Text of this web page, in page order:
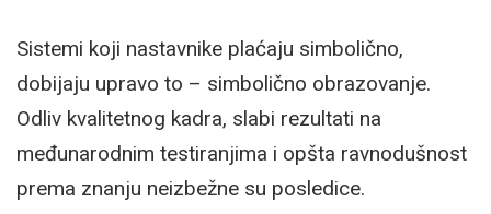
Sistemi koji nastavnike plaćaju simbolično,
dobijaju upravo to – simbolično obrazovanje.
Odliv kvalitetnog kadra, slabi rezultati na
međunarodnim testiranjima i opšta ravnodušnost
prema znanju neizbežne su posledice.